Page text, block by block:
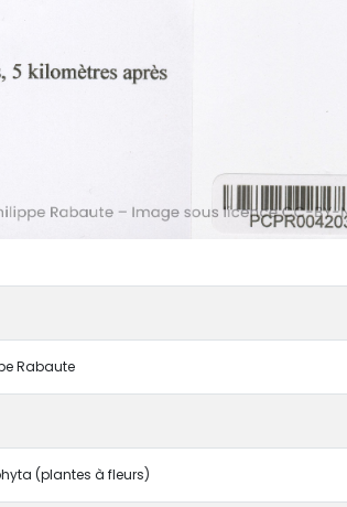
Rabaute
(plantes à fleurs)